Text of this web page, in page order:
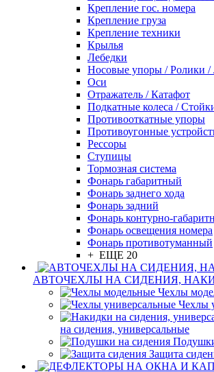
Крепление гос. номера
Крепление груза
Крепление техники
Крылья
Лебедки
Носовые упоры / Ролики
Оси
Отражатель / Катафот
Подкатные колеса /
Противооткатные упоры
Противоугонные
Рессоры
Ступицы
Тормозная система
Фонарь габаритный
Фонарь заднего хода
Фонарь задний
Фонарь контурно-
Фонарь освещения номера
Фонарь противотуманный
+ ЕЩЕ 20
АВТОЧЕХЛЫ НА СИДЕНИЯ,
Чехлы
Чехлы
на сидения, универсальные
Защита